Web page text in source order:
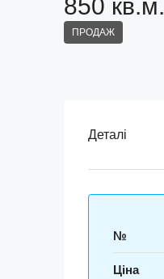
850 кв.м.
ПРОДАЖ
Деталі
№
Ціна